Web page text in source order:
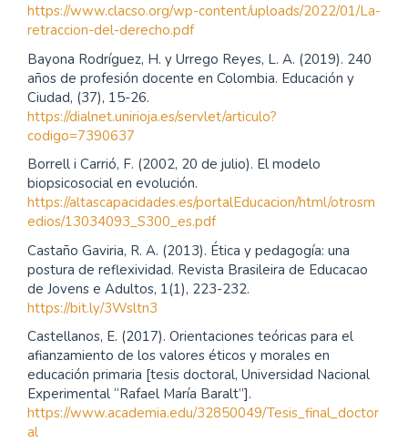
https://www.clacso.org/wp-content/uploads/2022/01/La-
retraccion-del-derecho.pdf
Bayona Rodríguez, H. y Urrego Reyes, L. A. (2019). 240
años de profesión docente en Colombia. Educación y
Ciudad, (37), 15-26.
https://dialnet.unirioja.es/servlet/articulo?
codigo=7390637
Borrell i Carrió, F. (2002, 20 de julio). El modelo
biopsicosocial en evolución.
https://altascapacidades.es/portalEducacion/html/otrosm
edios/13034093_S300_es.pdf
Castaño Gaviria, R. A. (2013). Ética y pedagogía: una
postura de reflexividad. Revista Brasileira de Educacao
de Jovens e Adultos, 1(1), 223-232.
https://bit.ly/3Wsltn3
Castellanos, E. (2017). Orientaciones teóricas para el
afianzamiento de los valores éticos y morales en
educación primaria [tesis doctoral, Universidad Nacional
Experimental “Rafael María Baralt”].
https://www.academia.edu/32850049/Tesis_final_doctor
al